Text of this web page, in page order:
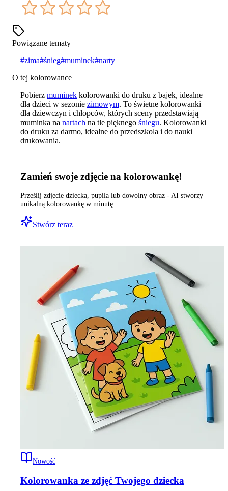
Powiązane tematy
#zima#śnieg#muminek#narty
O tej kolorowance
Pobierz muminek kolorowanki do druku z bajek, idealne
dla dzieci w sezonie zimowym. To świetne kolorowanki
dla dziewczyn i chłopców, których sceny przedstawiają
muminka na nartach na tle pięknego śniegu. Kolorowanki
do druku za darmo, idealne do przedszkola i do nauki
drukowania.
Zamień swoje zdjęcie na kolorowankę!
Prześlij zdjęcie dziecka, pupila lub dowolny obraz - AI stworzy
unikalną kolorowankę w minutę.
Stwórz teraz
Nowość
Kolorowanka ze zdjęć Twojego dziecka